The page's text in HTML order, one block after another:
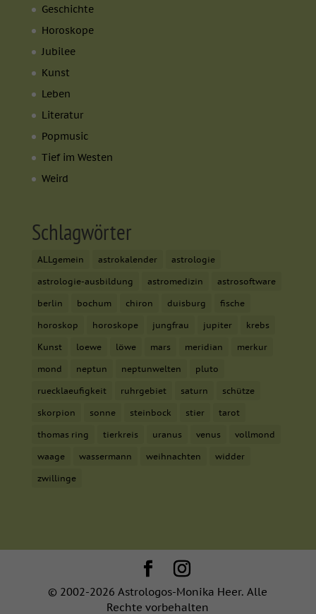
Geschichte
Horoskope
Jubilee
Kunst
Leben
Literatur
Popmusic
Tief im Westen
Weird
Schlagwörter
ALLgemein astrokalender astrologie
astrologie-ausbildung astromedizin astrosoftware
berlin bochum chiron duisburg fische
horoskop horoskope jungfrau jupiter krebs
Kunst loewe löwe mars meridian merkur
mond neptun neptunwelten pluto
ruecklaeufigkeit ruhrgebiet saturn schütze
skorpion sonne steinbock stier tarot
thomas ring tierkreis uranus venus vollmond
waage wassermann weihnachten widder
zwillinge
© 2002-2026 Astrologos-Monika Heer. Alle
Rechte vorbehalten